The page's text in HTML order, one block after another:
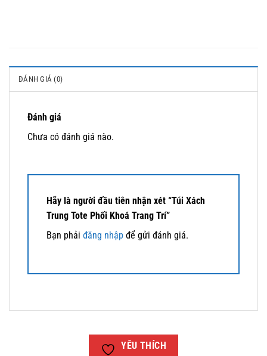
ĐÁNH GIÁ (0)
Đánh giá
Chưa có đánh giá nào.
Hãy là người đầu tiên nhận xét “Túi Xách
Trung Tote Phối Khoá Trang Trí”
Bạn phải đăng nhập để gửi đánh giá.
YÊU THÍCH